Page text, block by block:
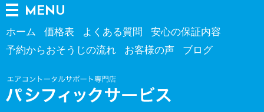
MENU
ホーム 価格表 よくある質問
安心の保証内容
予約からおそうじの流れ
お客様の声 ブログ